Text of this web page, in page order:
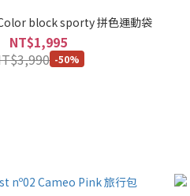
block sporty 拼色運動袋
NT$1,995
-50%